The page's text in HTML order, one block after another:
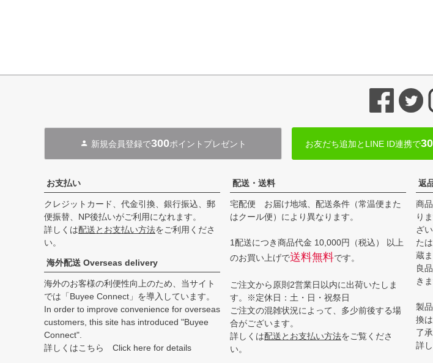
新規会員登録で300ポイントプレゼント お友だち追加とLINE ID連携で
お支払い
クレジットカード、代金引換、銀行振込、郵
便振替、NP後払いがご利用になれます。
詳しくは配送とお支払い方法をご利用くださ
い。
海外配送 Overseas delivery
海外のお客様の利便性向上のため、当サイト
では「Buyee Connect」を導入しています。
In order to improve convenience for overseas
customers, this site has introduced "Buyee
Connect".
詳しくはこちら Click here for details
配送・送料
宅配便 お届け地域、配送条件（常温便また
はクール便）により異なります。
1配送につき商品代金 10,000円（税込） 以上
のお買い上げで送料無料です。
ご注文から原則2営業日以内に出荷いたしま
す。※定休日：土・日・祝祭日
ご注文の混雑状況によって、多少前後する場
合がございます。
詳しくは配送とお支払い方法をご覧くださ
い。
返
商
り
ざ
た
蔵
良
きま
製
換
了
詳